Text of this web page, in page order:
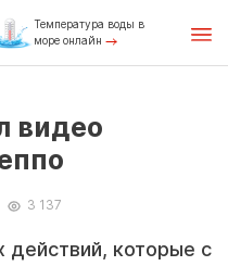
Температура воды в
море онлайн
видео
3 137
действий, которые с